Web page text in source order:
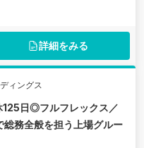
詳細をみる
ィングス
125日◎フルフレックス／
務全般を担う上場グルー